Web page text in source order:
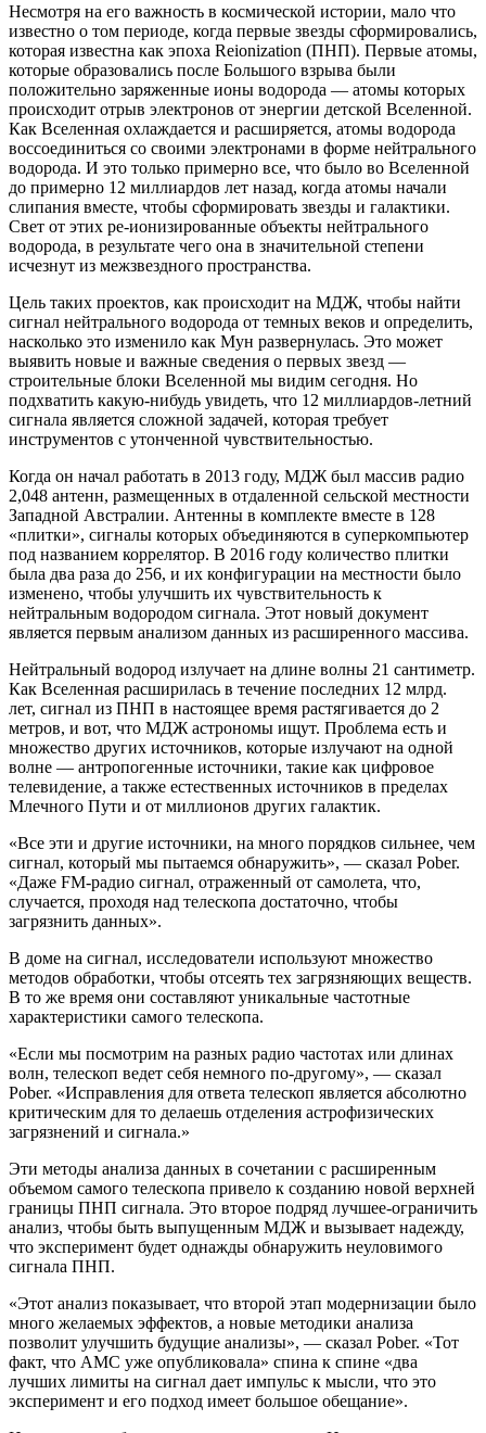
Несмотря на его важность в космической истории, мало что
известно о том периоде, когда первые звезды сформировались,
которая известна как эпоха Reionization (ПНП). Первые атомы,
которые образовались после Большого взрыва были
положительно заряженные ионы водорода — атомы которых
происходит отрыв электронов от энергии детской Вселенной.
Как Вселенная охлаждается и расширяется, атомы водорода
воссоединиться со своими электронами в форме нейтрального
водорода. И это только примерно все, что было во Вселенной
до примерно 12 миллиардов лет назад, когда атомы начали
слипания вместе, чтобы сформировать звезды и галактики.
Свет от этих ре-ионизированные объекты нейтрального
водорода, в результате чего она в значительной степени
исчезнут из межзвездного пространства.
Цель таких проектов, как происходит на МДЖ, чтобы найти
сигнал нейтрального водорода от темных веков и определить,
насколько это изменило как Мун развернулась. Это может
выявить новые и важные сведения о первых звезд —
строительные блоки Вселенной мы видим сегодня. Но
подхватить какую-нибудь увидеть, что 12 миллиардов-летний
сигнала является сложной задачей, которая требует
инструментов с утонченной чувствительностью.
Когда он начал работать в 2013 году, МДЖ был массив радио
2,048 антенн, размещенных в отдаленной сельской местности
Западной Австралии. Антенны в комплекте вместе в 128
«плитки», сигналы которых объединяются в суперкомпьютер
под названием коррелятор. В 2016 году количество плитки
была два раза до 256, и их конфигурации на местности было
изменено, чтобы улучшить их чувствительность к
нейтральным водородом сигнала. Этот новый документ
является первым анализом данных из расширенного массива.
Нейтральный водород излучает на длине волны 21 сантиметр.
Как Вселенная расширилась в течение последних 12 млрд.
лет, сигнал из ПНП в настоящее время растягивается до 2
метров, и вот, что МДЖ астрономы ищут. Проблема есть и
множество других источников, которые излучают на одной
волне — антропогенные источники, такие как цифровое
телевидение, а также естественных источников в пределах
Млечного Пути и от миллионов других галактик.
«Все эти и другие источники, на много порядков сильнее, чем
сигнал, который мы пытаемся обнаружить», — сказал Pober.
«Даже FM-радио сигнал, отраженный от самолета, что,
случается, проходя над телескопа достаточно, чтобы
загрязнить данных».
В доме на сигнал, исследователи используют множество
методов обработки, чтобы отсеять тех загрязняющих веществ.
В то же время они составляют уникальные частотные
характеристики самого телескопа.
«Если мы посмотрим на разных радио частотах или длинах
волн, телескоп ведет себя немного по-другому», — сказал
Pober. «Исправления для ответа телескоп является абсолютно
критическим для то делаешь отделения астрофизических
загрязнений и сигнала.»
Эти методы анализа данных в сочетании с расширенным
объемом самого телескопа привело к созданию новой верхней
границы ПНП сигнала. Это второе подряд лучшее-ограничить
анализ, чтобы быть выпущенным МДЖ и вызывает надежду,
что эксперимент будет однажды обнаружить неуловимого
сигнала ПНП.
«Этот анализ показывает, что второй этап модернизации было
много желаемых эффектов, а новые методики анализа
позволит улучшить будущие анализы», — сказал Pober. «Тот
факт, что АМС уже опубликовала» спина к спине «два
лучших лимиты на сигнал дает импульс к мысли, что это
эксперимент и его подход имеет большое обещание».